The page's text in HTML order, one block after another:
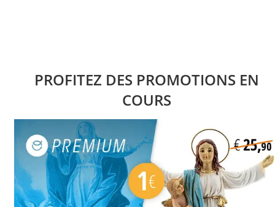
PROFITEZ DES PROMOTIONS EN
COURS